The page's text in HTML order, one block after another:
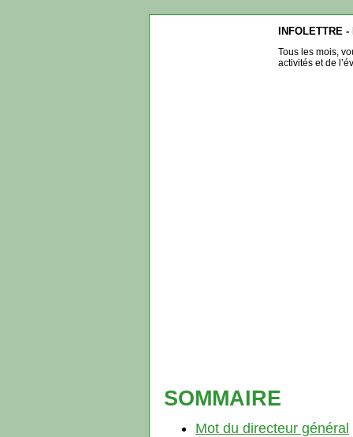
INFOLETTRE
Tous les mois,
activités et de
SOMMAIRE
Mot du directeur général